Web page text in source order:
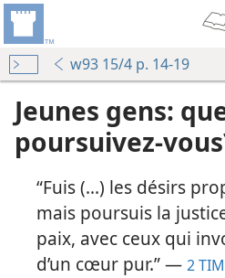
w93 15/4 p. 14-19
Jeunes gens:
poursuivez-​
“Fuis (...) les désirs
mais poursuis la
paix, avec ceux qui
d’un cœur pur.” — 2